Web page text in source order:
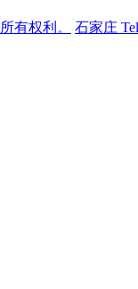
有权利。 石家庄